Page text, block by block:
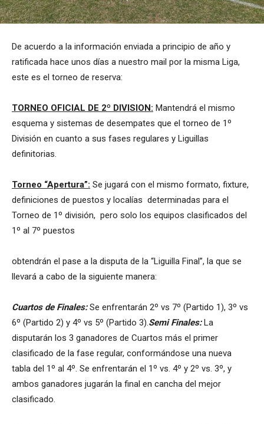
De acuerdo a la información enviada a principio de año y
ratificada hace unos días a nuestro mail por la misma Liga,
este es el torneo de reserva:
TORNEO OFICIAL DE 2º DIVISION: Mantendrá el mismo
esquema y sistemas de desempates que el torneo de 1º
División en cuanto a sus fases regulares y Liguillas
definitorias.
Torneo “Apertura”: Se jugará con el mismo formato, fixture,
definiciones de puestos y localías determinadas para el
Torneo de 1º división, pero solo los equipos clasificados del
1º al 7º puestos
obtendrán el pase a la disputa de la “Liguilla Final”, la que se
llevará a cabo de la siguiente manera:
Cuartos de Finales:Se enfrentarán 2º vs 7º (Partido 1), 3º vs
6º (Partido 2) y 4º vs 5º (Partido 3).Semi Finales:La
disputarán los 3 ganadores de Cuartos más el primer
clasificado de la fase regular, conformándose una nueva
tabla del 1º al 4º. Se enfrentarán el 1º vs. 4º y 2º vs. 3º, y
ambos ganadores jugarán la final en cancha del mejor
clasificado.